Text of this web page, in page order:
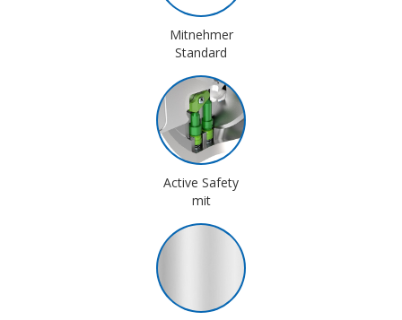
Mitnehmer
Standard
Active Safety
mit